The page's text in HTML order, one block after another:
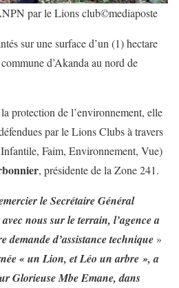
par le Lions club©mediaposte
sur une surface d’un (1) hectare
d’Akanda au nord de
protection de l’environnement, elle
par le Lions Clubs à travers
Faim, Environnement, Vue)
, présidente de la Zone 241.
le Secrétaire Général
nous sur le terrain, l’agence a
demande d’assistance technique »
« un Lion, et Léo un arbre », a
Glorieuse Mbe Emane, dans